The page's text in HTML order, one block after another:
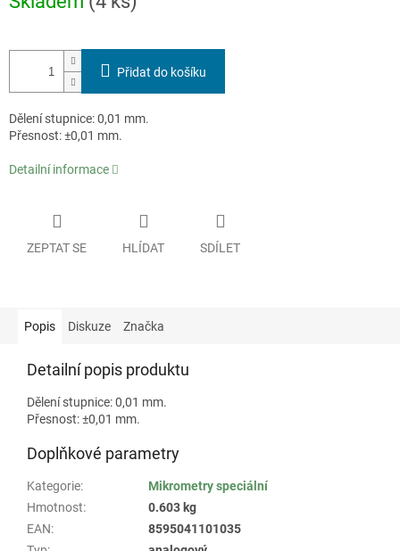
cena:
Přidat do košíku
Dělení stupnice: 0,01 mm.
Přesnost: ±0,01 mm.
Detailní informace
ZEPTAT SE HLÍDAT SDÍLET
Popis Diskuze Značka
Detailní popis produktu
Dělení stupnice: 0,01 mm.
Přesnost: ±0,01 mm.
Doplňkové parametry
Kategorie:
Mikrometry speciální
Hmotnost:
0.603 kg
EAN:
8595041101035